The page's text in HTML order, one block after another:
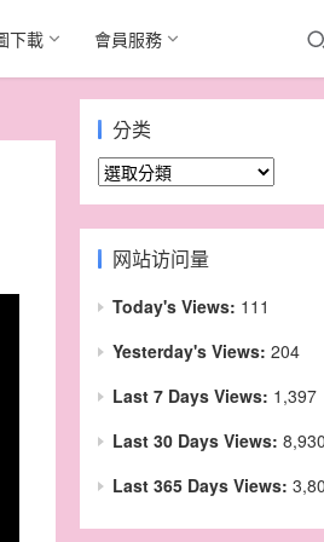
下載 會員服務
分类
分
类
网站访问量
Today's Views: 111
Yesterday's Views: 204
Last 7 Days Views: 1,397
Last 30 Days Views: 8,930
Last 365 Days Views: